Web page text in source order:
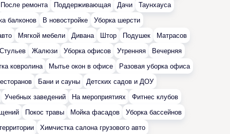
После ремонта
Поддерживающая Дачи
Таунхауса
балконов
В новостройке
Уборка шерсти
Мягкой мебели Дивана Штор Подушек
Матрасов
Стульев
Жалюзи Уборка офисов Утренняя
Вечерняя
ковролина
Мытье окон в офисе
Разовая уборка офиса
Бани и сауны
Детских садов и ДОУ
Учебных заведений
На мероприятиях
Фитнес клубов
Покос травы Мойка фасадов
Уборка бассейнов
Химчистка салона грузового авто